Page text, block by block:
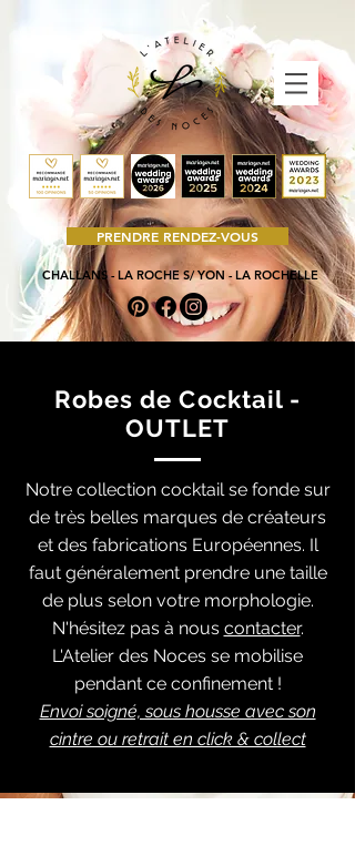
PRENDRE RENDEZ-VOUS
CHALLANS - LA ROCHE S/ YON - LA ROCHELLE
Robes de Cocktail -
OUTLET
Notre collection cocktail se fonde sur
de très belles marques de créateurs
et des fabrications Européennes. Il
faut généralement prendre une taille
de plus selon votre morphologie.
N'hésitez pas à nous contacter.
L'Atelier des Noces se mobilise
pendant ce confinement !
Envoi soigné, sous housse avec son
cintre ou retrait en click & collect